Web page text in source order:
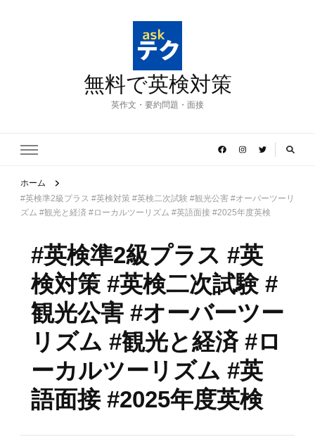
無料で英検対策
英作文・要約問題・面接
ホーム
#英検準2級プラス #英検対策 #英検二次試験 #観光公害 #オーバーツーリ
ズム #観光と経済 #ローカルツーリズム #英語面接 #2025年度英検
#英検準2級プラス #英
検対策 #英検二次試験 #
観光公害 #オーバーツー
リズム #観光と経済 #ロ
ーカルツーリズム #英
語面接 #2025年度英検